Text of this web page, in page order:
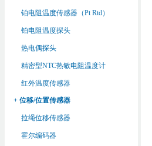
铂电阻温度传感器（Pt Rtd）
铂电阻温度探头
热电偶探头
精密型NTC热敏电阻温度计
红外温度传感器
+ 位移/位置传感器
拉绳位移传感器
霍尔编码器